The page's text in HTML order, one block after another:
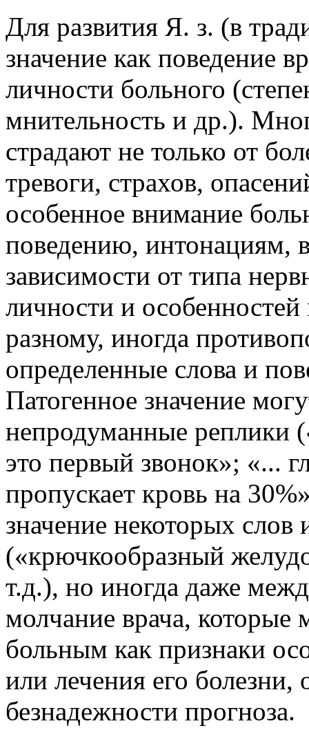
Для развития Я. з. (в
значение как поведение
личности больного
мнительность и др.).
страдают не только от
тревоги, страхов,
особенное внимание
поведению, интонациям,
зависимости от типа
личности и
разному, иногда
определенные слова и
Патогенное значение
непродуманные
это первый звонок»; «...
пропускает кровь на
значение некоторых
(«крючкообразный
т.д.), но иногда даже
молчание врача, которые
больным как признаки
или лечения его
безнадежности прогноза.